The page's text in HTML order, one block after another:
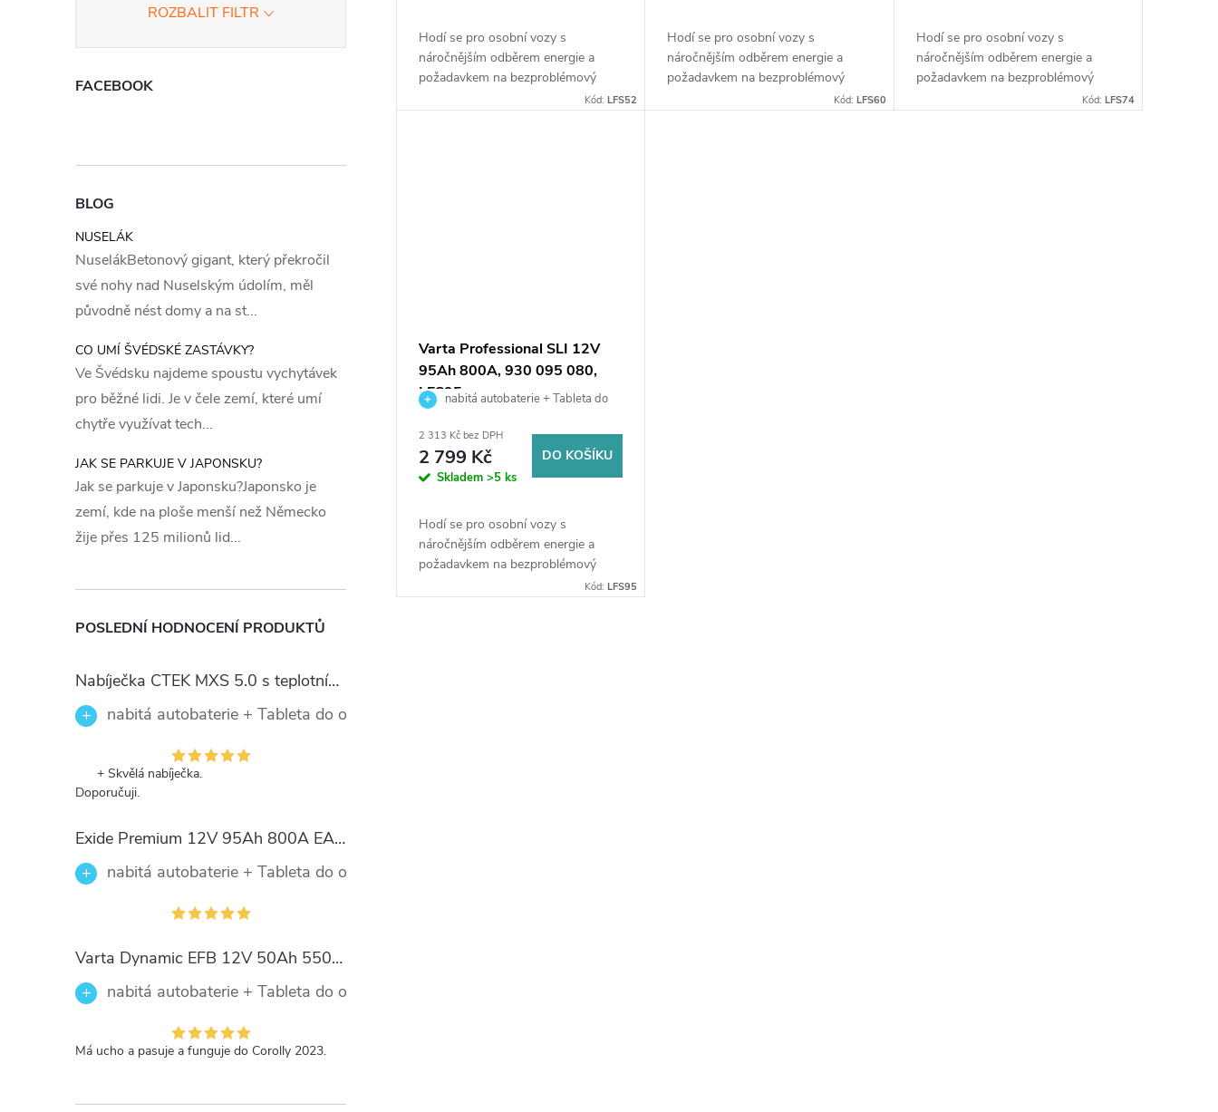
ROZBALIT FILTR
FACEBOOK
BLOG
NUSELÁK
NuselákBetonový gigant, který překročil
své nohy nad Nuselským údolím, měl
původně nést domy a na st...
CO UMÍ ŠVÉDSKÉ ZASTÁVKY?
Ve Švédsku najdeme spoustu vychytávek
pro běžné lidi. Je v čele zemí, které umí
chytře využívat tech...
JAK SE PARKUJE V JAPONSKU?
Jak se parkuje v Japonsku?Japonsko je
zemí, kde na ploše menší než Německo
žije přes 125 milionů lid...
POSLEDNÍ HODNOCENÍ PRODUKTŮ
Nabíječka CTEK MXS 5.0 s teplotním čidlem
nabitá autobaterie + Tableta do ostřikovačů (2 ks) + možný výkup staré baterie při doručení nebo v prodejně Jinočany
+ Skvělá nabíječka.
Doporučuji.
Exide Premium 12V 95Ah 800A EA954
nabitá autobaterie + Tableta do ostřikovačů (2 ks) + možný výkup staré baterie při doručení nebo v prodejně Jinočany
Varta Dynamic EFB 12V 50Ah 550A, 550 500 055, N50
nabitá autobaterie + Tableta do ostřikovačů (2 ks) + možný výkup staré baterie při doručení nebo v prodejně Jinočany
Má ucho a pasuje a funguje do Corolly 2023.
ů
k
Hodí se pro osobní vozy s
náročnějším odběrem energie a
požadavkem na bezproblémový
start (svými parametry se blížíKód:LFS52
Hodí se pro osobní vozy s
náročnějším odběrem energie a
požadavkem na bezproblémový
start (svými parametry se blížíKód: LFS60
Hodí se pro osobní vozy s
náročnějším odběrem energie a
požadavkem na bezproblémový
start (svými parametry se blížíKód: LFS74
Varta Professional SLI 12V
95Ah 800A, 930 095 080,
LFS95nabitá autobaterie + Tableta do
baterie při doručení nebo v prodejně
Jinočany
2 313 Kč bez DPH
2 799 Kč
Skladem >5 ks
DO KOŠÍKU
Hodí se pro osobní vozy s
náročnějším odběrem energie a
požadavkem na bezproblémový
start (svými parametry se blížíKód:LFS95